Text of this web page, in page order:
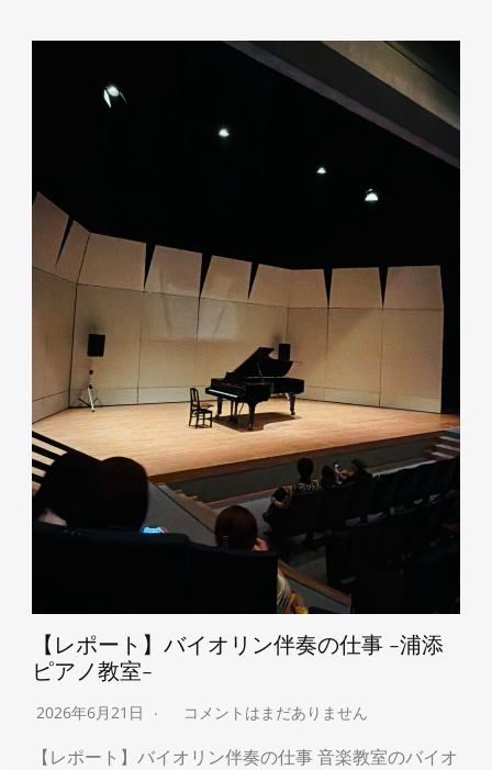
【レポート】バイオリン伴奏の仕事 -浦添
ピアノ教室-
2026年6月21日 コメントはまだありません
【レポート】バイオリン伴奏の仕事 音楽教室のバイオ